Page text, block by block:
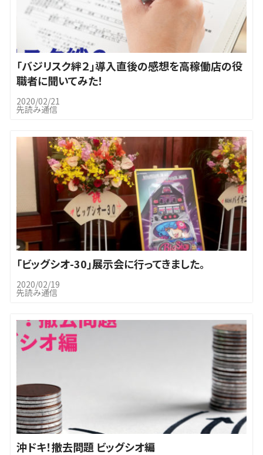
「バジリスク絆２」導入直後の感想を高稼働店の役
職者に聞いてみた！
2020/02/21
先読み通信
「ビッグシオ-30」展示会に行ってきました。
2020/02/19
先読み通信
沖ドキ！撤去問題 ビッグシオ編